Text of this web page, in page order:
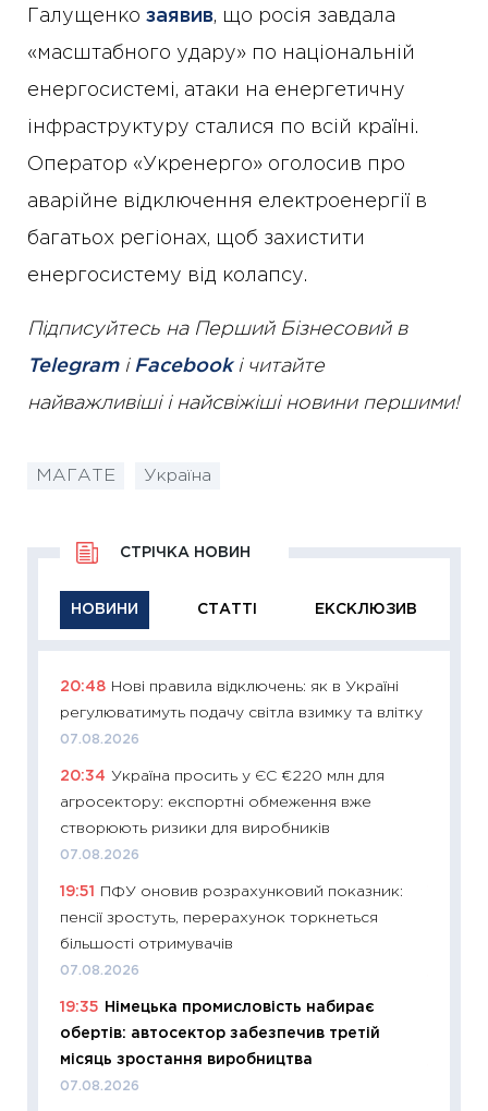
Галущенко заявив, що росія завдала
«масштабного удару» по національній
енергосистемі, атаки на енергетичну
інфраструктуру сталися по всій країні.
Оператор «Укренерго» оголосив про
аварійне відключення електроенергії в
багатьох регіонах, щоб захистити
енергосистему від колапсу.
Підписуйтесь на Перший Бізнесовий в
Telegramі Facebookі читайте
найважливіші і найсвіжіші новини першими!
МАГАТЕ Україна
НОВИНИ СТАТТІ ЕКСКЛЮЗИВ
СТРІЧКА НОВИН
20:48 Нові правила відключень: як в Україні
регулюватимуть подачу світла взимку та влітку
07.08.2026
20:34 Україна просить у ЄС €220 млн для
агросектору: експортні обмеження вже
створюють ризики для виробників
07.08.2026
19:51
ПФУ оновив розрахунковий показник:
пенсії зростуть, перерахунок торкнеться
більшості отримувачів
07.08.2026
19:35
Німецька промисловість набирає
обертів: автосектор забезпечив третій
місяць зростання виробництва
07.08.2026